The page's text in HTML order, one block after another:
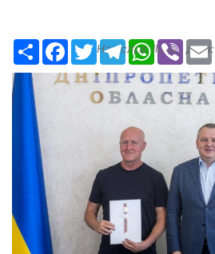
РесурсFacebook
TwitterTelegramWhatsApp
Viber
Надіслав:ilona, дата: